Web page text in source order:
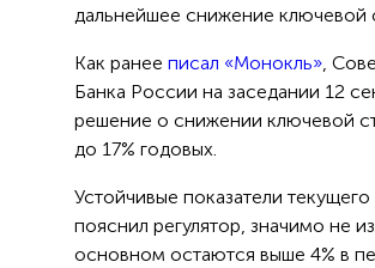
дальнейшее снижение ключевой
Как ранее писал «Монокль»,
Банка России на заседании 12
решение о снижении ключевой
до 17% годовых.
Устойчивые показатели
пояснил регулятор, значимо не
основном остаются выше 4% в